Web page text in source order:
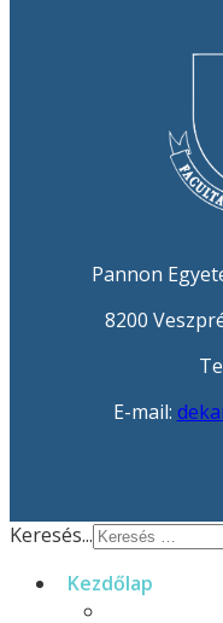
Pannon
8200
E-mail:
Keresés...
Kezdőlap